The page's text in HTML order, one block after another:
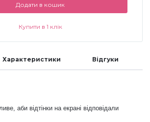
(ефект кракелюра)
Додати в кошик
Купити в 1 клік
Характеристики Відгуки
аби відтінки на екрані відповідали